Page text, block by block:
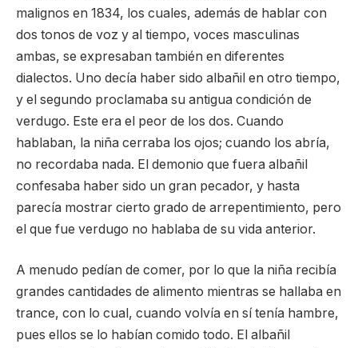
malignos en 1834, los cuales, además de hablar con
dos tonos de voz y al tiempo, voces masculinas
ambas, se expresaban también en diferentes
dialectos. Uno decía haber sido albañil en otro tiempo,
y el segundo proclamaba su antigua condición de
verdugo. Este era el peor de los dos. Cuando
hablaban, la niña cerraba los ojos; cuando los abría,
no recordaba nada. El demonio que fuera albañil
confesaba haber sido un gran pecador, y hasta
parecía mostrar cierto grado de arrepentimiento, pero
el que fue verdugo no hablaba de su vida anterior.
A menudo pedían de comer, por lo que la niña recibía
grandes cantidades de alimento mientras se hallaba en
trance, con lo cual, cuando volvía en sí tenía hambre,
pues ellos se lo habían comido todo. El albañil